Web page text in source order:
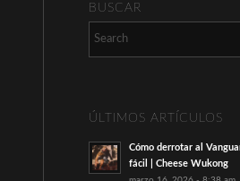
BUSCAR
ÚLTIMOS ARTÍCULOS
Cómo derrotar al
fácil | Cheese Wukong